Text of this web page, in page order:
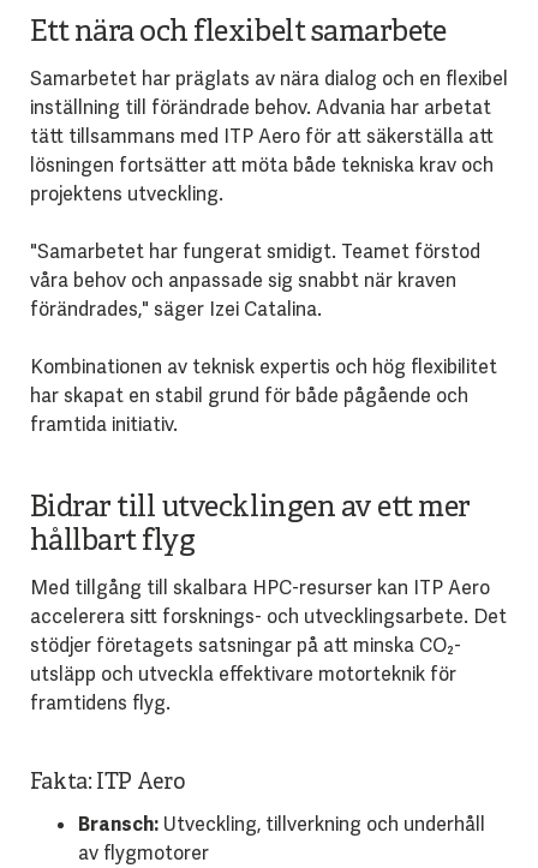
Ett nära och flexibelt samarbete
Samarbetet har präglats av nära dialog och en flexibel
inställning till förändrade behov. Advania har arbetat
tätt tillsammans med ITP Aero för att säkerställa att
lösningen fortsätter att möta både tekniska krav och
projektens utveckling.
"Samarbetet har fungerat smidigt. Teamet förstod
våra behov och anpassade sig snabbt när kraven
förändrades," säger Izei Catalina.
Kombinationen av teknisk expertis och hög flexibilitet
har skapat en stabil grund för både pågående och
framtida initiativ.
Bidrar till utvecklingen av ett mer
hållbart flyg
Med tillgång till skalbara HPC-resurser kan ITP Aero
accelerera sitt forsknings- och utvecklingsarbete. Det
stödjer företagets satsningar på att minska CO₂-
utsläpp och utveckla effektivare motorteknik för
framtidens flyg.
Fakta: ITP Aero
Bransch:Utveckling, tillverkning och underhåll
av flygmotorer